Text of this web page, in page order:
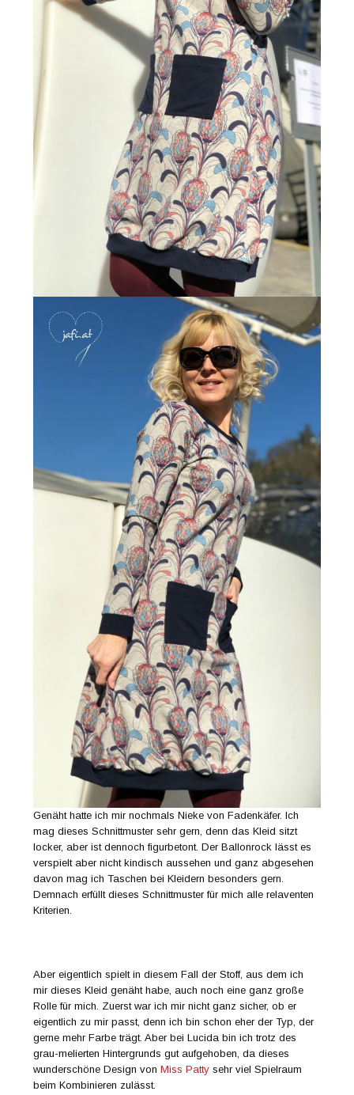
Genäht hatte ich mir nochmals Nieke von Fadenkäfer. Ich
mag dieses Schnittmuster sehr gern, denn das Kleid sitzt
locker, aber ist dennoch figurbetont. Der Ballonrock lässt es
verspielt aber nicht kindisch aussehen und ganz abgesehen
davon mag ich Taschen bei Kleidern besonders gern.
Demnach erfüllt dieses Schnittmuster für mich alle relaventen
Kriterien.
Aber eigentlich spielt in diesem Fall der Stoff, aus dem ich
mir dieses Kleid genäht habe, auch noch eine ganz große
Rolle für mich. Zuerst war ich mir nicht ganz sicher, ob er
eigentlich zu mir passt, denn ich bin schon eher der Typ, der
gerne mehr Farbe trägt. Aber bei Lucida bin ich trotz des
grau-melierten Hintergrunds gut aufgehoben, da dieses
wunderschöne Design vonMiss Patty sehr viel Spielraum
beim Kombinieren zulässt.